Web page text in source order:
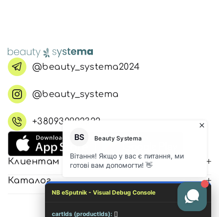
@beauty_systema2024
@beauty_systema
+380930992322
Клиентам
Каталог
NB eSputnik - Visual Debug Console
cartIds (productIds): []